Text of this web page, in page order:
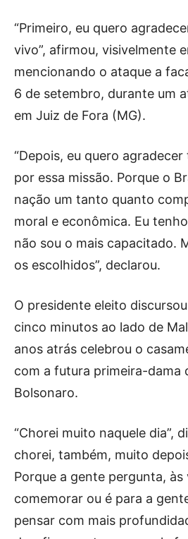
“Primeiro, eu quero
vivo”, afirmou, visivelmente
mencionando o ataque a
6 de setembro, durante um
em Juiz de Fora (MG).
“Depois, eu quero
por essa missão. Porque o
nação um tanto quanto
moral e econômica. Eu
não sou o mais capacitado.
os escolhidos”, declarou.
O presidente eleito
cinco minutos ao lado de
anos atrás celebrou o
com a futura primeira-dama
Bolsonaro.
“Chorei muito naquele dia”,
chorei, também, muito
Porque a gente pergunta, às
comemorar ou é para a
pensar com mais